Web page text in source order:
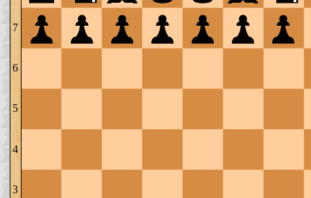
7
6
5
4
3